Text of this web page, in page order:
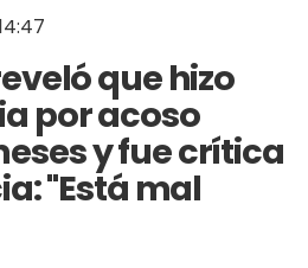
que hizo
por acoso
y fue crítica
"Está mal